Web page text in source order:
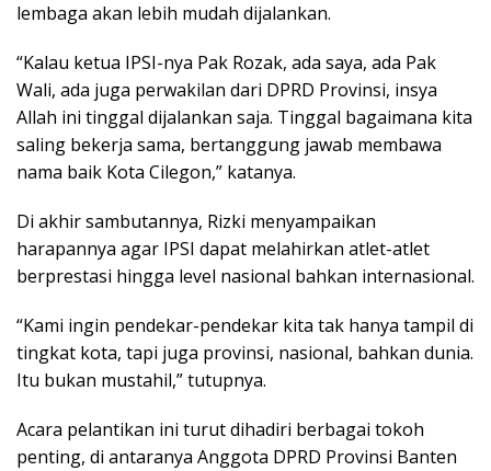
lembaga akan lebih mudah dijalankan.
“Kalau ketua IPSI-nya Pak Rozak, ada saya, ada Pak
Wali, ada juga perwakilan dari DPRD Provinsi, insya
Allah ini tinggal dijalankan saja. Tinggal bagaimana kita
saling bekerja sama, bertanggung jawab membawa
nama baik Kota Cilegon,” katanya.
Di akhir sambutannya, Rizki menyampaikan
harapannya agar IPSI dapat melahirkan atlet-atlet
berprestasi hingga level nasional bahkan internasional.
“Kami ingin pendekar-pendekar kita tak hanya tampil di
tingkat kota, tapi juga provinsi, nasional, bahkan dunia.
Itu bukan mustahil,” tutupnya.
Acara pelantikan ini turut dihadiri berbagai tokoh
penting, di antaranya Anggota DPRD Provinsi Banten